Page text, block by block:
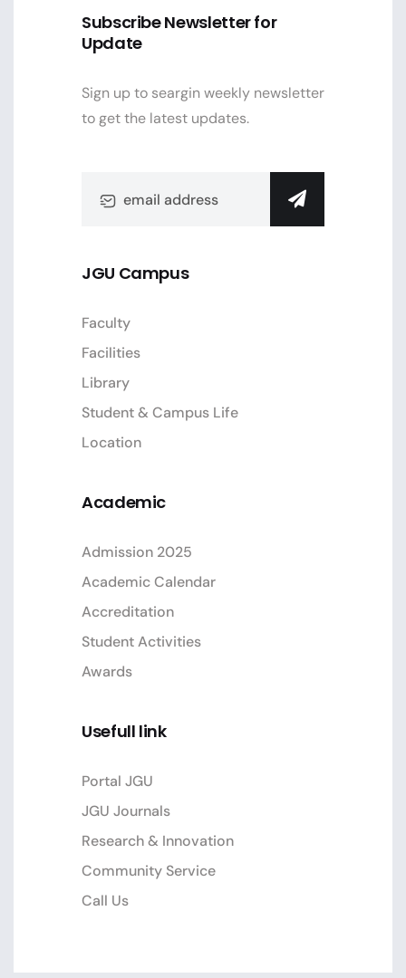
Subscribe Newsletter for
Update
Sign up to seargin weekly newsletter
to get the latest updates.
JGU Campus
Faculty
Facilities
Library
Student & Campus Life
Location
Academic
Admission 2025
Academic Calendar
Accreditation
Student Activities
Awards
Usefull link
Portal JGU
JGU Journals
Research & Innovation
Community Service
Call Us